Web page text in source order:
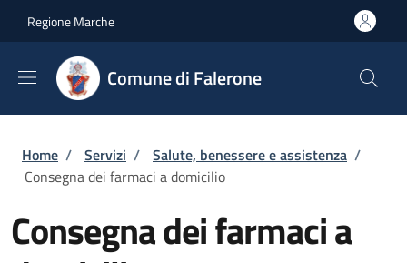
Regione Marche
Comune di Falerone
Briciole di pane
Home / Servizi / Salute, benessere e assistenza /
Consegna dei farmaci a domicilio
Consegna dei farmaci a